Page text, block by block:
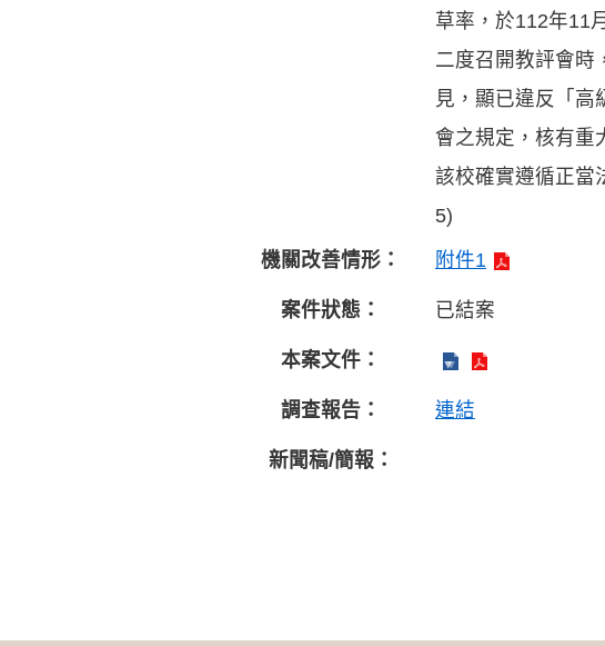
草率，於112年11
二度召開教評會時
見，顯已違反「高
會之規定，核有重
該校確實遵循正當
5)
機關改善情形：
附件1
案件狀態： 已結案
本案文件：
調查報告： 連結
新聞稿/簡報：